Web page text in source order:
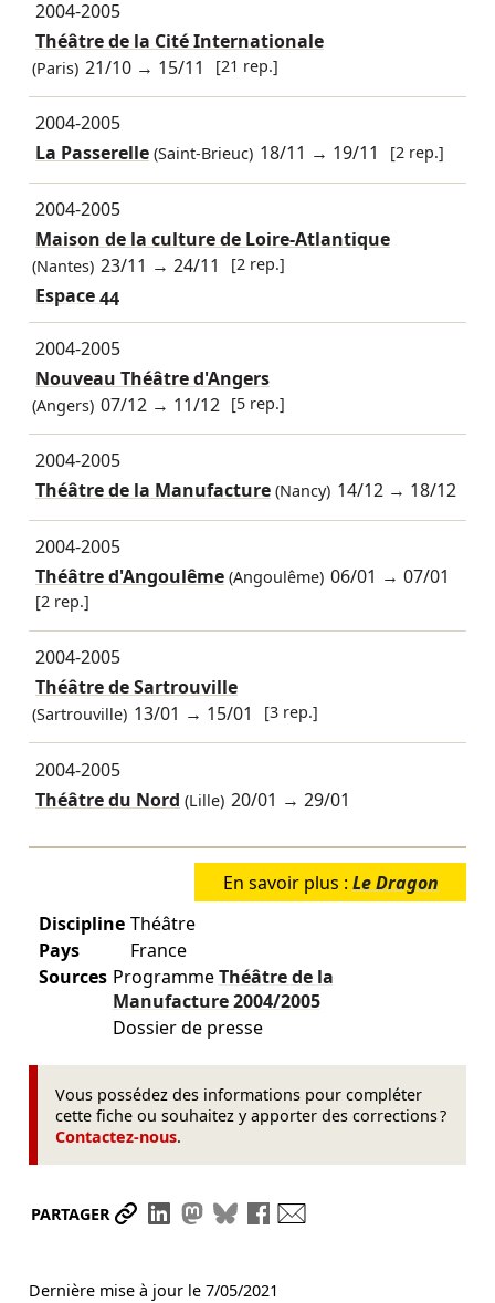
2004-2005
Théâtre de la Cité Internationale
(Paris) 21/10 → 15/11 [21 rep.]
2004-2005
La Passerelle(Saint-Brieuc) 18/11 → 19/11 [2 rep.]
2004-2005
Maison de la culture de Loire-Atlantique
(Nantes) 23/11 →24/11 [2 rep.]
Espace 44
2004-2005
Nouveau Théâtre d'Angers
(Angers) 07/12 → 11/12 [5 rep.]
2004-2005
Théâtre de la Manufacture(Nancy) 14/12 → 18/12
2004-2005
Théâtre d'Angoulême(Angoulême) 06/01 →07/01
[2 rep.]
2004-2005
Théâtre de Sartrouville
(Sartrouville) 13/01 → 15/01 [3 rep.]
2004-2005
Théâtre du Nord (Lille) 20/01 →29/01
En savoir plus : Le Dragon
Discipline Théâtre
Pays
France
Sources ProgrammeThéâtre de la
Manufacture2004/2005
Dossier de presse
Vous possédez des informations pour compléter
cette fiche ou souhaitez y apporter des corrections ?
Contactez-nous.
PARTAGER Partager le lien
Partager sur LinkedIn
Partager sur Mastodon
Partager sur Bluesky
Partager sur Facebook
Dernière mise à jour le 7/05/2021